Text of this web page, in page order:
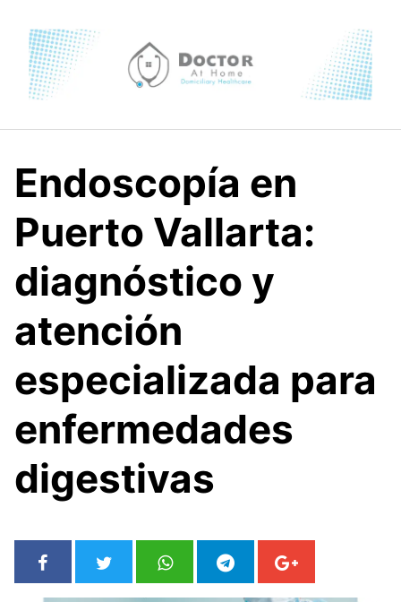
content
Endoscopía en
Puerto Vallarta:
diagnóstico y
atención
especializada para
enfermedades
digestivas